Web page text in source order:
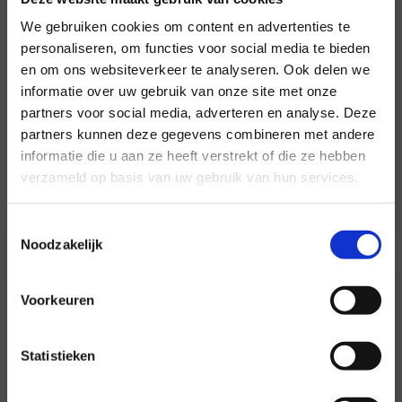
We gebruiken cookies om content en advertenties te
personaliseren, om functies voor social media te bieden
en om ons websiteverkeer te analyseren. Ook delen we
informatie over uw gebruik van onze site met onze
partners voor social media, adverteren en analyse. Deze
partners kunnen deze gegevens combineren met andere
informatie die u aan ze heeft verstrekt of die ze hebben
verzameld op basis van uw gebruik van hun services.
Noodzakelijk
Voorkeuren
Statistieken
Voor al uw evenementen en
partijen
Hansen Evenementen is uw partner voor
evenementen van groot tot klein.
Lees verder